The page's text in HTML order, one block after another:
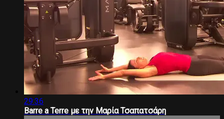
29:36
Barre a Terre με την Μαρία Τσαπατσάρη